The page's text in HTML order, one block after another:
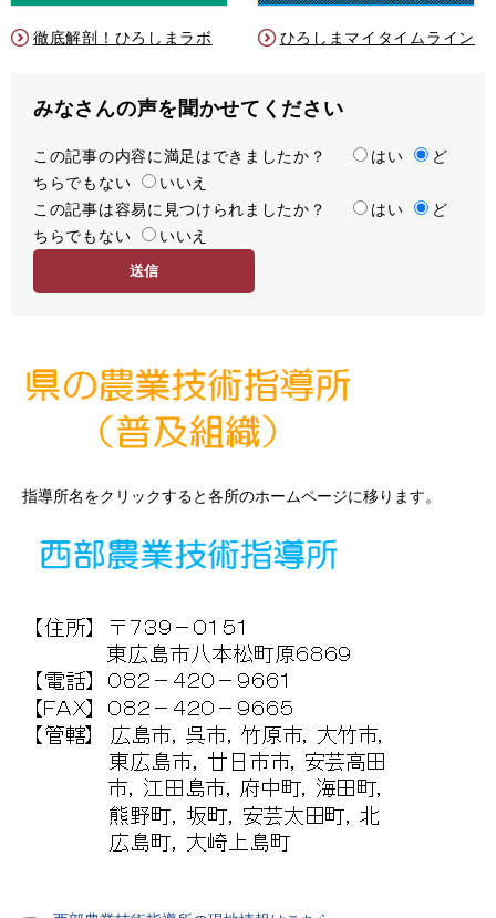
徹底解剖！ひろしまラボ ひろしまマイタイムライン
みなさんの声を聞かせてください
満
足
度
この記事の内容に満足はできましたか？ はい
ど
ちらでもない
いいえ
容
易
この記事は容易に見つけられましたか？ はい
ど
ちらでもない
いいえ
指導所名をクリックすると各所のホームページに移ります。